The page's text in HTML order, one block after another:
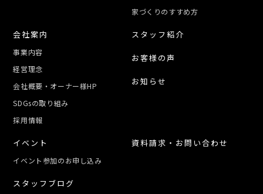
家づくりのすすめ方
会社案内
事業内容
経営理念
会社概要・オーナー様HP
SDGsの取り組み
採用情報
スタッフ紹介
お客様の声
お知らせ
イベント
イベント参加のお申し込み
スタッフブログ
資料請求・お問い合わせ